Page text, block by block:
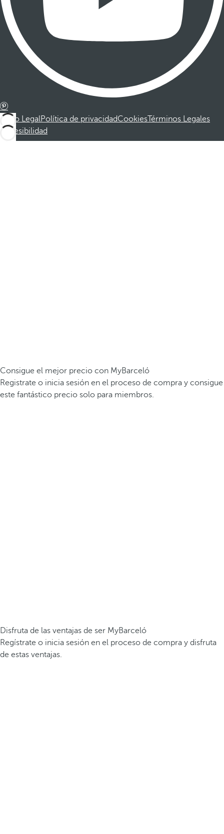
Aviso LegalPolítica de privacidadCookiesTérminos Legales
Accesibilidad
Consigue el mejor precio con MyBarceló
Registrate o inicia sesión en el proceso de compra y consigue
este fantástico precio solo para miembros.
Disfruta de las ventajas de ser MyBarceló
Regístrate o inicia sesión en el proceso de compra y disfruta
de estas ventajas.